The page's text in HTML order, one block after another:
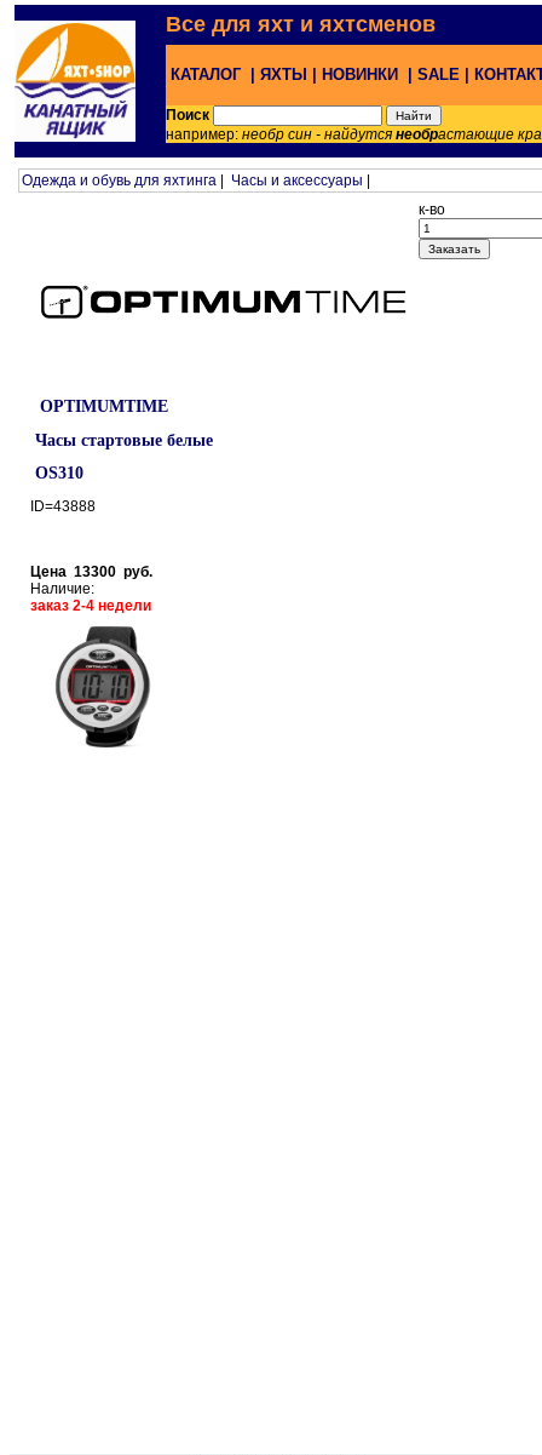
Все для яхт и яхтсменов
КАТАЛОГ | ЯХТЫ | НОВИНКИ | SALE |
Поиск
например: необр син - найдутся необрастающие
Одежда и обувь для яхтинга Часы и аксессуары
OPTIMUMTIME
Часы стартовые белые
OS310
ID=43888
Цена 13300 руб.
Наличие:
заказ 2-4 недели
к-во